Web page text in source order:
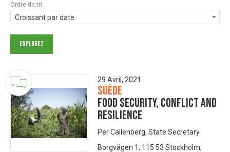
Ordre de tri
Croissant par date
29 Avril, 2021
Suède
Food security, conflict and
resilience
Per Callenberg, State Secretary
Borgvägen 1, 115 53 Stockholm,